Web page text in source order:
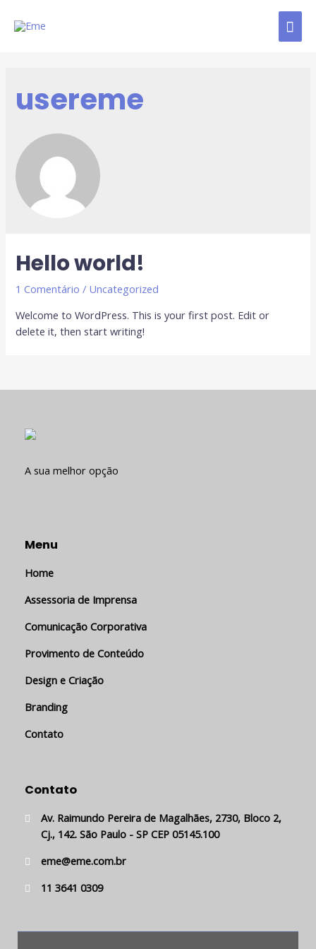
usereme
Hello world!
1 Comentário / Uncategorized
Welcome to WordPress. This is your first post. Edit or
delete it, then start writing!
A sua melhor opção
Menu
Home
Assessoria de Imprensa
Comunicação Corporativa
Provimento de Conteúdo
Design e Criação
Branding
Contato
Contato
Av. Raimundo Pereira de Magalhães, 2730, Bloco 2,
Cj., 142. São Paulo - SP CEP 05145.100
eme@eme.com.br
11 3641 0309